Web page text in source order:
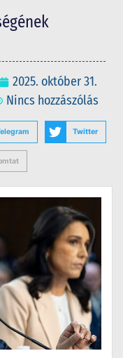
2025. október 31.
Nincs hozzászólás
Twitter